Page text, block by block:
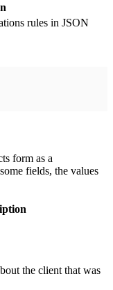
rules in JSON
form as a
fields, the values
the client that was